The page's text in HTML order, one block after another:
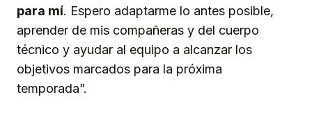
para mí. Espero adaptarme lo antes posible,
aprender de mis compañeras y del cuerpo
técnico y ayudar al equipo a alcanzar los
objetivos marcados para la próxima
temporada”.